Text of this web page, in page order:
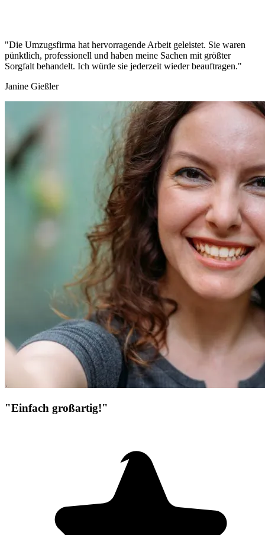
"Die Umzugsfirma hat hervorragende Arbeit geleistet. Sie waren
pünktlich, professionell und haben meine Sachen mit größter
Sorgfalt behandelt. Ich würde sie jederzeit wieder beauftragen."
Janine Gießler
"Einfach großartig!"